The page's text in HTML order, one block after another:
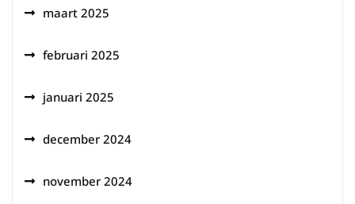
maart 2025
februari 2025
januari 2025
december 2024
november 2024